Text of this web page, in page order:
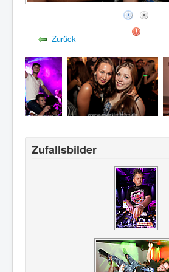
Zurück
Zufallsbilder